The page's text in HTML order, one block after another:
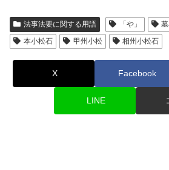
法事法要に関する用語 「や」
本小松石
甲州小松 相州小松石
X Facebook
LINE